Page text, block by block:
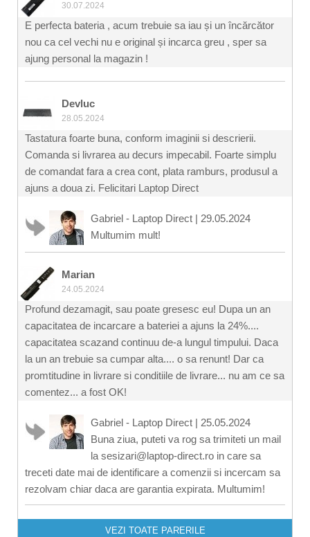
30.07.2024
E perfecta bateria , acum trebuie sa iau și un încărcător
nou ca cel vechi nu e original și incarca greu , sper sa
ajung personal la magazin !
Devluc
28.05.2024
Tastatura foarte buna, conform imaginii si descrierii.
Comanda si livrarea au decurs impecabil. Foarte simplu
de comandat fara a crea cont, plata ramburs, produsul a
ajuns a doua zi. Felicitari Laptop Direct
Gabriel - Laptop Direct | 29.05.2024
Multumim mult!
Marian
24.05.2024
Profund dezamagit, sau poate gresesc eu! Dupa un an
capacitatea de incarcare a bateriei a ajuns la 24%....
capacitatea scazand continuu de-a lungul timpului. Daca
la un an trebuie sa cumpar alta.... o sa renunt! Dar ca
promtitudine in livrare si conditiile de livrare... nu am ce sa
comentez... a fost OK!
Gabriel - Laptop Direct | 25.05.2024
Buna ziua, puteti va rog sa trimiteti un mail
la sesizari@laptop-direct.ro in care sa
treceti date mai de identificare a comenzii si incercam sa
rezolvam chiar daca are garantia expirata. Multumim!
VEZI TOATE PARERILE